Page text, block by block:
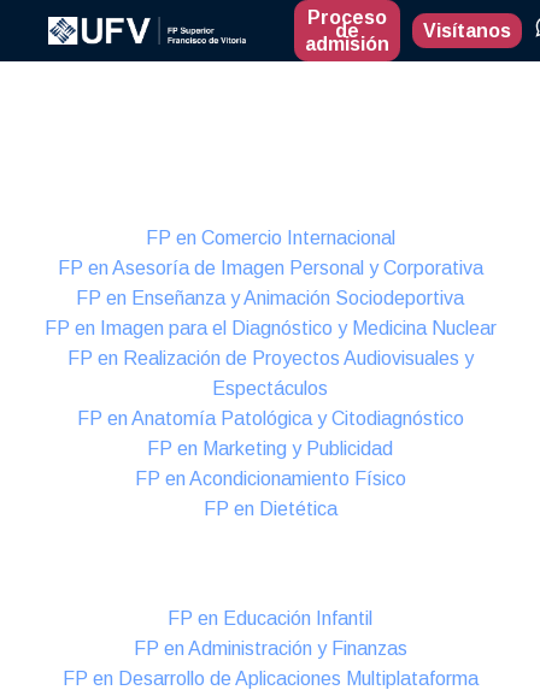
Proceso
de
admisión
Visítanos
FP en Comercio Internacional
FP en Asesoría de Imagen Personal y Corporativa
FP en Enseñanza y Animación Sociodeportiva
FP en Imagen para el Diagnóstico y Medicina Nuclear
FP en Realización de Proyectos Audiovisuales y
Espectáculos
FP en Anatomía Patológica y Citodiagnóstico
FP en Marketing y Publicidad
FP en Acondicionamiento Físico
FP en Dietética
FP en Educación Infantil
FP en Administración y Finanzas
FP en Desarrollo de Aplicaciones Multiplataforma